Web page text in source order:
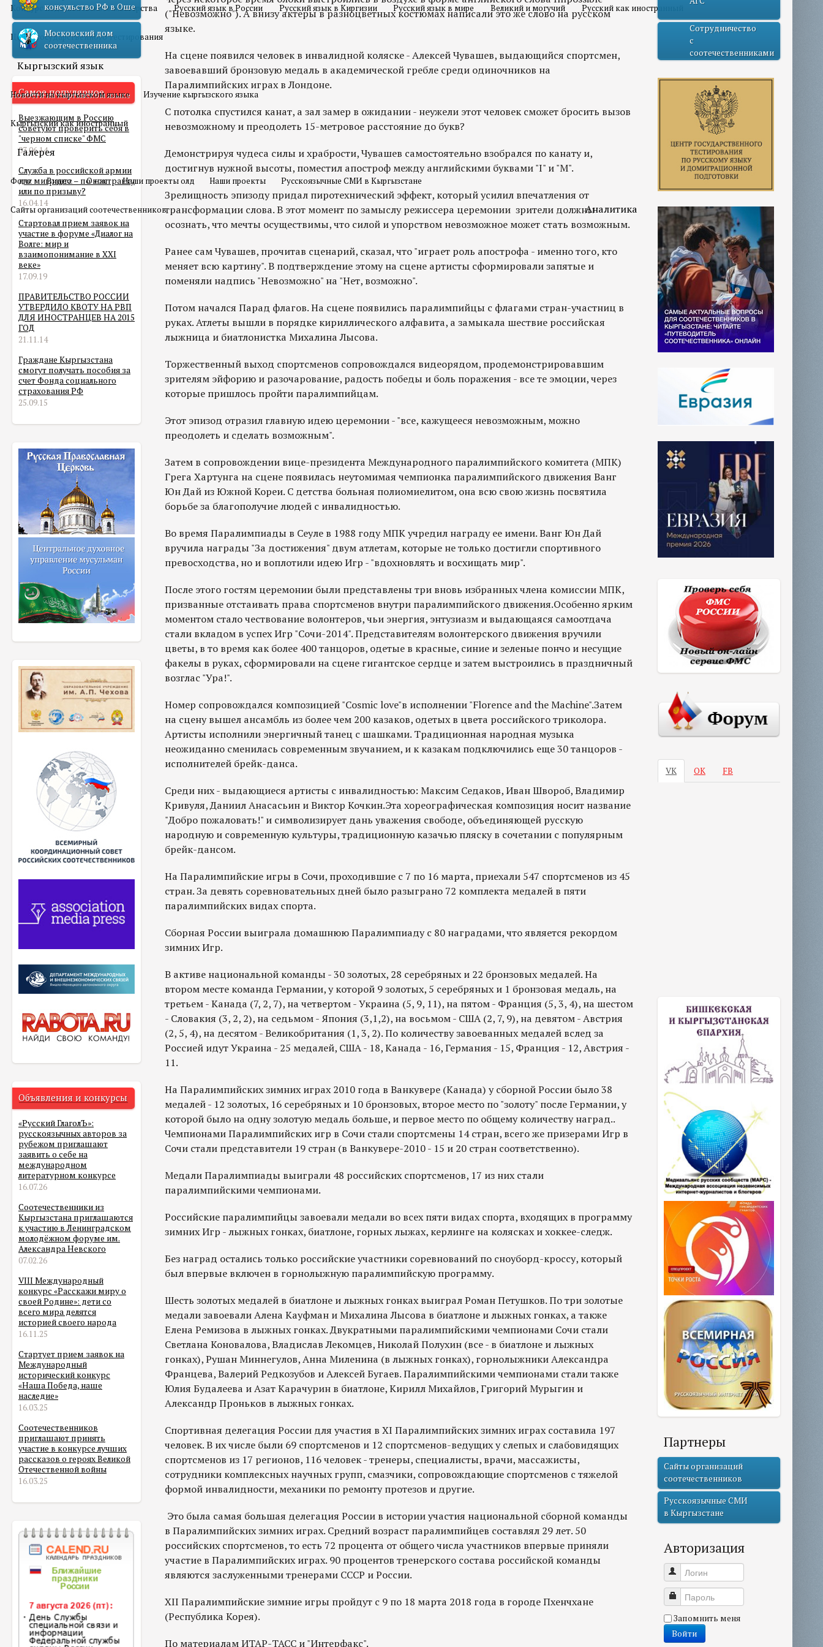
Конкурс педагогического мастерства Русский язык в России Русский язык в Киргизии Русский язык в мире Великий и могучий Русский как иностранный
Центр государственного тестирования
Кыргызский язык
Новости на кыргызском языке Изучение кыргызского языка
Кыргызский как иностранный
Галерея
Фото Видео О нас Наши проекты олд Наши проекты Русскоязычные СМИ в Кыргызстане
Сайты организаций соотечественников Аналитика
консульство РФ в Оше
Московский дом
соотечественника
Самое популярное
Выезжающим в Россию
советуют проверить себя в
"черном списке" ФМС
03.06.14
Служба в российской армии
для мигранта – по контракту
или по призыву?
16.04.14
Стартовал прием заявок на
участие в форуме «Диалог на
Волге: мир и
взаимопонимание в XXI
веке»
17.09.19
ПРАВИТЕЛЬСТВО РОССИИ
УТВЕРДИЛО КВОТУ НА РВП
ДЛЯ ИНОСТРАНЦЕВ НА 2015
ГОД
21.11.14
Граждане Кыргызстана
смогут получать пособия за
счет Фонда социального
страхования РФ
25.09.15
Объявления и конкурсы
«Русский ГлаголЪ»:
русскоязычных авторов за
рубежом приглашают
заявить о себе на
международном
литературном конкурсе
16.07.26
Соотечественники из
Кыргызстана приглашаются
к участию в Ленинградском
молодёжном форуме им.
Александра Невского
07.02.26
VIII Международный
конкурс «Расскажи миру о
своей Родине»: дети со
всего мира делятся
историей своего народа
16.11.25
Стартует прием заявок на
Международный
исторический конкурс
«Наша Победа, наше
наследие»
16.03.25
Соотечественников
приглашают принять
участие в конкурсе лучших
рассказов о героях Великой
Отечественной войны
16.03.25
("Невозможно"). А внизу актеры в разноцветных костюмах написали это же слово на русском
языке.
На сцене появился человек в инвалидной коляске - Алексей Чувашев, выдающийся спортсмен,
завоевавший бронзовую медаль в академической гребле среди одиночников на
Паралимпийских играх в Лондоне.
С потолка спустился канат, а зал замер в ожидании - неужели этот человек сможет бросить вызов
невозможному и преодолеть 15-метровое расстояние до букв?
Демонстрируя чудеса силы и храбрости, Чувашев самостоятельно взобрался по канату и,
достигнув нужной высоты, поместил апостроф между английскими буквами "I" и "M".
Зрелищность эпизоду придал пиротехнический эффект, который усилил впечатления от
трансформации слова. В этот момент по замыслу режиссера церемонии зрители должны
осознать, что мечты осуществимы, что силой и упорством невозможное может стать возможным.
Ранее сам Чувашев, прочитав сценарий, сказал, что "играет роль апострофа - именно того, кто
меняет всю картину". В подтверждение этому на сцене артисты сформировали запятые и
поменяли надпись "Невозможно" на "Нет, возможно".
Потом начался Парад флагов. На сцене появились паралимпийцы с флагами стран-участниц в
руках. Атлеты вышли в порядке кириллического алфавита, а замыкала шествие российская
лыжница и биатлонистка Михалина Лысова.
Торжественный выход спортсменов сопровождался видеорядом, продемонстрировавшим
зрителям эйфорию и разочарование, радость победы и боль поражения - все те эмоции, через
которые пришлось пройти паралимпийцам.
Этот эпизод отразил главную идею церемонии - "все, кажущееся невозможным, можно
преодолеть и сделать возможным".
Затем в сопровождении вице-президента Международного паралимпийского комитета (МПК)
Грега Хартунга на сцене появилась неутомимая чемпионка паралимпийского движения Ванг
Юн Дай из Южной Кореи. С детства больная полиомиелитом, она всю свою жизнь посвятила
борьбе за благополучие людей с инвалидностью.
Во время Паралимпиады в Сеуле в 1988 году МПК учредил награду ее имени. Ванг Юн Дай
вручила награды "За достижения" двум атлетам, которые не только достигли спортивного
превосходства, но и воплотили идею Игр - "вдохновлять и восхищать мир".
После этого гостям церемонии были представлены три вновь избранных члена комиссии МПК,
призванные отстаивать права спортсменов внутри паралимпийского движения.Особенно ярким
моментом стало чествование волонтеров, чьи энергия, энтузиазм и выдающаяся самоотдача
стали вкладом в успех Игр "Сочи-2014". Представителям волонтерского движения вручили
цветы, в то время как более 400 танцоров, одетые в красные, синие и зеленые пончо и несущие
факелы в руках, сформировали на сцене гигантское сердце и затем выстроились в праздничный
возглас "Ура!".
Номер сопровождался композицией "Соsmic love"в исполнении "Florence and the Machine".Затем
на сцену вышел ансамбль из более чем 200 казаков, одетых в цвета российского триколора.
Артисты исполнили энергичный танец с шашками. Традиционная народная музыка
неожиданно сменилась современным звучанием, и к казакам подключились еще 30 танцоров -
исполнителей брейк-данса.
Среди них - выдающиеся артисты с инвалидностью: Максим Седаков, Иван Швороб, Владимир
Кривуля, Даниил Анасасьин и Виктор Кочкин.Эта хореографическая композиция носит название
"Добро пожаловать!" и символизирует дань уважения свободе, объединяющей русскую
народную и современную культуры, традиционную казачью пляску в сочетании с популярным
брейк-дансом.
На Паралимпийские игры в Сочи, проходившие с 7 по 16 марта, приехали 547 спортсменов из 45
стран. За девять соревновательных дней было разыграно 72 комплекта медалей в пяти
паралимпийских видах спорта.
Сборная России выиграла домашнюю Паралимпиаду с 80 наградами, что является рекордом
зимних Игр.
В активе национальной команды - 30 золотых, 28 серебряных и 22 бронзовых медалей. На
втором месте команда Германии, у которой 9 золотых, 5 серебряных и 1 бронзовая медаль, на
третьем - Канада (7, 2, 7), на четвертом - Украина (5, 9, 11), на пятом - Франция (5, 3, 4), на шестом
- Словакия (3, 2, 2), на седьмом - Япония (3,1,2), на восьмом - США (2, 7, 9), на девятом - Австрия
(2, 5, 4), на десятом - Великобритания (1, 3, 2). По количеству завоеванных медалей вслед за
Россией идут Украина - 25 медалей, США - 18, Канада - 16, Германия - 15, Франция - 12, Австрия -
11.
На Паралимпийских зимних играх 2010 года в Ванкувере (Канада) у сборной России было 38
медалей - 12 золотых, 16 серебряных и 10 бронзовых, второе место по "золоту" после Германии, у
которой было на одну золотую медаль больше, и первое место по общему количеству наград..
Чемпионами Паралимпийских игр в Сочи стали спортсмены 14 стран, всего же призерами Игр в
Сочи стали представители 19 стран (в Ванкувере-2010 - 15 и 20 стран соответственно).
Медали Паралимпиады выиграли 48 российских спортсменов, 17 из них стали
паралимпийскими чемпионами.
Российские паралимпийцы завоевали медали во всех пяти видах спорта, входящих в программу
зимних Игр - лыжных гонках, биатлоне, горных лыжах, керлинге на колясках и хоккее-следж.
Без наград остались только российские участники соревнований по сноуборд-кроссу, который
был впервые включен в горнолыжную паралимпийскую программу.
Шесть золотых медалей в биатлоне и лыжных гонках выиграл Роман Петушков. По три золотые
медали завоевали Алена Кауфман и Михалина Лысова в биатлоне и лыжных гонках, а также
Елена Ремизова в лыжных гонках. Двукратными паралимпийскими чемпионами Сочи стали
Светлана Коновалова, Владислав Лекомцев, Николай Полухин (все - в биатлоне и лыжных
гонках), Рушан Миннегулов, Анна Миленина (в лыжных гонках), горнолыжники Александра
Францева, Валерий Редкозубов и Алексей Бугаев. Паралимпийскими чемпионами стали также
Юлия Будалеева и Азат Карачурин в биатлоне, Кирилл Михайлов, Григорий Мурыгин и
Александр Проньков в лыжных гонках.
Спортивная делегация России для участия в ХI Паралимпийских зимних играх составила 197
человек. В их числе были 69 спортсменов и 12 спортсменов-ведущих у слепых и слабовидящих
спортсменов из 17 регионов, 116 человек - тренеры, специалисты, врачи, массажисты,
сотрудники комплексных научных групп, смазчики, сопровождающие спортсменов с тяжелой
формой инвалидности, механики по ремонту протезов и другие.
Это была самая большая делегация России в истории участия национальной сборной команды
в Паралимпийских зимних играх. Средний возраст паралимпийцев составлял 29 лет. 50
российских спортсменов, то есть 72 процента от общего числа участников впервые приняли
участие в Паралимпийских играх. 90 процентов тренерского состава российской команды
являются заслуженными тренерами СССР и России.
ХII Паралимпийские зимние игры пройдут с 9 по 18 марта 2018 года в городе Пхенчхане
(Республика Корея).
По материалам ИТАР-ТАСС и "Интерфакс".
Сотрудничество
с
соотечественниками
VK ОК FB
Партнеры
Сайты организаций
соотечественников
Русскоязычные СМИ
в Кыргызстане
Авторизация
Логин
Пароль
Запомнить меня
Войти